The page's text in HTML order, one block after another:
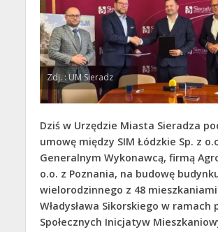
Zdj. : UM Sieradz
Dziś w Urzędzie Miasta Sieradza
umowę między SIM Łódzkie Sp. z
Generalnym Wykonawcą, firmą
o.o. z Poznania, na budowę
wielorodzinnego z 48
Władysława Sikorskiego w ramach
Społecznych Inicjatyw